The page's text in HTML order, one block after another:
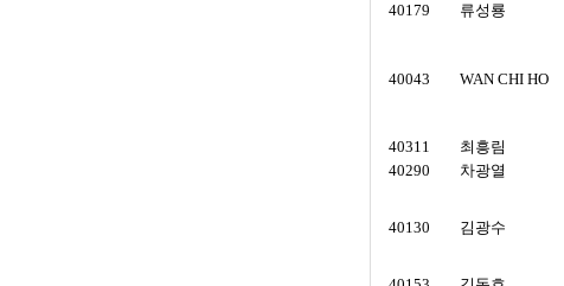
40179
류성룡
40043 WAN CHI HO
40311 최흥림
40290
차광열
40130 김광수